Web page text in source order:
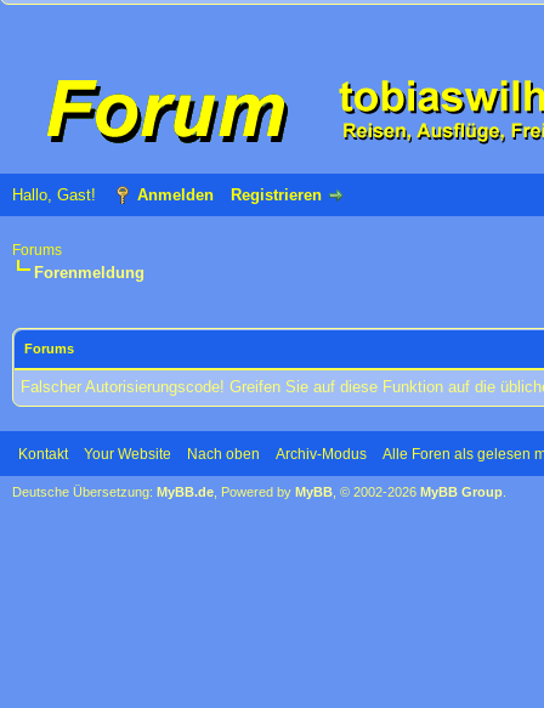
Hallo, Gast! Anmelden Registrieren
Forums
Forenmeldung
Forums
Falscher Autorisierungscode! Greifen Sie auf diese Funktion auf die
Kontakt Your Website Nach oben Archiv-Modus Alle Foren als gelesen
Deutsche Übersetzung: MyBB.de , Powered by MyBB , © 2002-2026 MyBB Group